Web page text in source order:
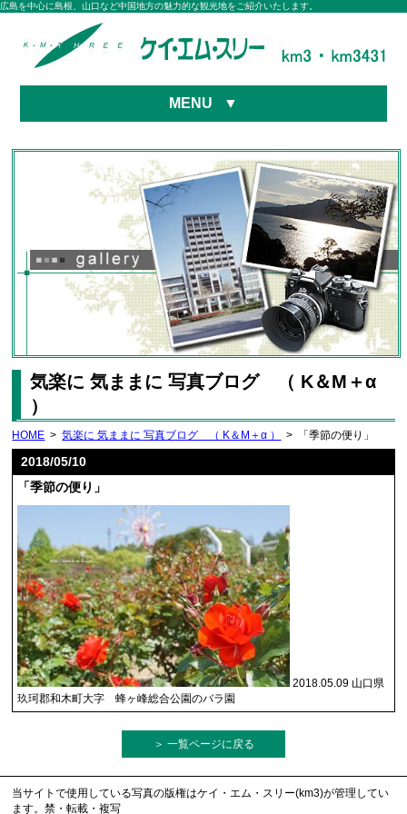
広島を中心に島根、山口など中国地方の魅力的な観光地をご紹介いたします。
MENU ▼
気楽に 気ままに 写真ブログ （ K＆M＋α
）
HOME >気楽に 気ままに 写真ブログ （ K＆M＋α ） > 「季節の便り」
2018/05/10
「季節の便り」
2018.05.09 山口県
玖珂郡和木町大字 蜂ヶ峰総合公園のバラ園
＞ 一覧ページに戻る
当サイトで使用している写真の版権はケイ・エム・スリー(km3)が管理してい
ます。禁・転載・複写